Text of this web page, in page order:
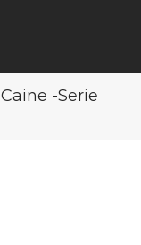
Caine -Serie